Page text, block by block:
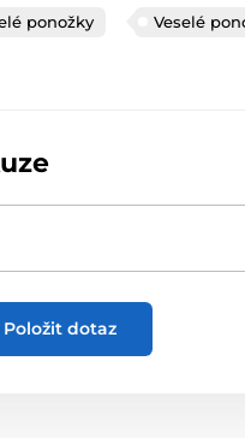
ponožky Veselé
Položit dotaz